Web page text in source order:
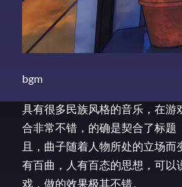
bgm
具有很多民族风格的音乐，在游
合非常不错，的确是契合了标题
且，曲子随着人物所处的立场而
有百曲，人有百态的思想，可以
戏，做的效果极其不错。